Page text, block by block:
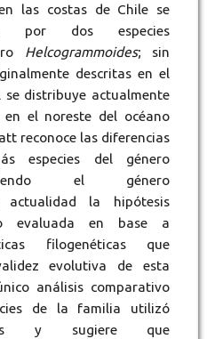
las costas de Chile se
por dos especies
Helcogrammoides; sin
descritas en el
distribuye actualmente
el noreste del océano
reconoce las diferencias
especies del género
el género
la hipótesis
evaluada en base a
filogenéticas que
evolutiva de esta
análisis comparativo
de la familia utilizó
y sugiere que